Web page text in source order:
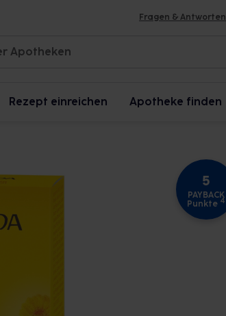
Fragen & Antworten
Rezept einreichen Apotheke finden
5
PAYBACK
Punkte 4